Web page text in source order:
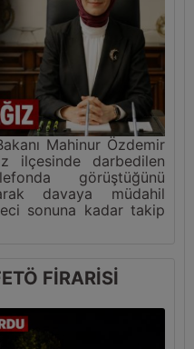
Mahinur Özdemir
ilçesinde darbedilen
görüştüğünü
davaya müdahil
sonuna kadar takip
FİRARİSİ